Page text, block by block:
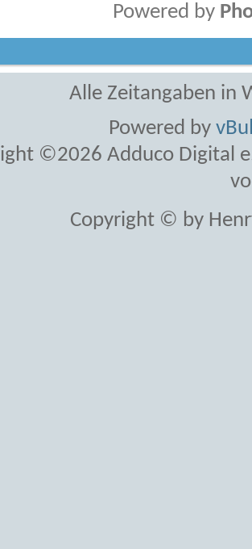
Powered by
Alle Zeitangaben in
Powered by
©2026 Adduco Digital
Copyright © by